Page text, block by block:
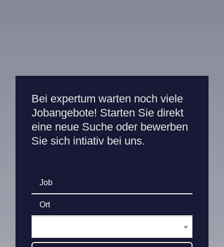
Bei expertum warten noch viele
Jobangebote! Starten Sie direkt
eine neue Suche oder bewerben
Sie sich intiativ bei uns.